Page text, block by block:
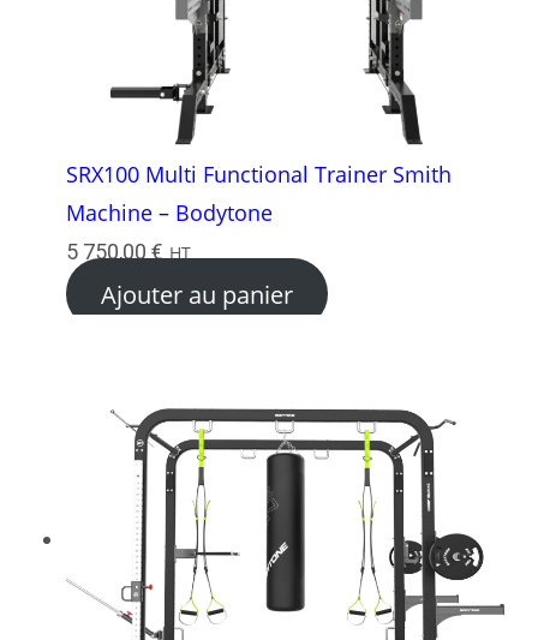
SRX100 Multi Functional Trainer Smith
Machine – Bodytone
5 750,00 € HT
Ajouter au panier